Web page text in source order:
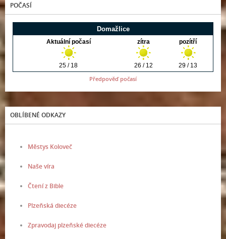
POČASÍ
Předpověď počasí
OBLÍBENÉ ODKAZY
Městys Koloveč
Naše víra
Čtení z Bible
Plzeňská diecéze
Zpravodaj plzeňské diecéze